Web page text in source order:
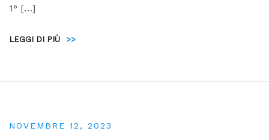
1° […]
LEGGI DI PIÙ >>
NOVEMBRE 12, 2023